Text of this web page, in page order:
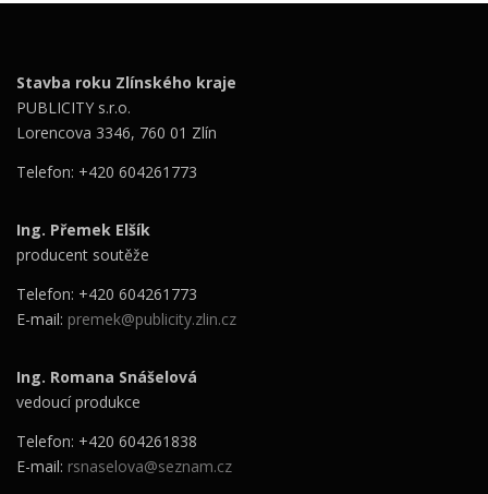
Stavba roku Zlínského kraje
PUBLICITY s.r.o.
Lorencova 3346, 760 01 Zlín
Telefon: +420 604261773
Ing. Přemek Elšík
producent soutěže
Telefon: +420 604261773
E-mail: premek@publicity.zlin.cz
Ing. Romana Snášelová
vedoucí produkce
Telefon: +420 604261838
E-mail: rsnaselova@seznam.cz